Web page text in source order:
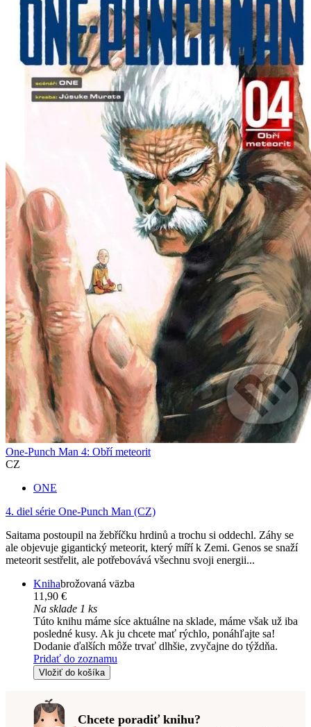
One-Punch Man 4: Obří meteorit
CZ
ONE
4. diel série One-Punch Man (CZ)
Saitama postoupil na žebříčku hrdinů a trochu si oddechl. Záhy se
ale objevuje gigantický meteorit, který míří k Zemi. Genos se snaží
meteorit sestřelit, ale potřebovává všechnu svoji energii...
Knihabrožovaná väzba
11,90 €
Na sklade 1 ks
Túto knihu máme síce aktuálne na sklade, máme však už iba
posledné kusy. Ak ju chcete mať rýchlo, ponáhľajte sa!
Dodanie ďalších môže trvať dlhšie, zvyčajne do týždňa.
Pridať do zoznamu
Vložiť do košíka
Chcete poradiť knihu?